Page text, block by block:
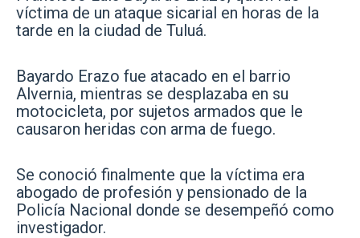
víctima de un ataque sicarial en horas de la
tarde en la ciudad de Tuluá.
Bayardo Erazo fue atacado en el barrio
Alvernia, mientras se desplazaba en su
motocicleta, por sujetos armados que le
causaron heridas con arma de fuego.
Se conoció finalmente que la víctima era
abogado de profesión y pensionado de la
Policía Nacional donde se desempeñó como
investigador.